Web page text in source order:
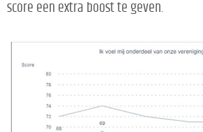
score een extra boost te geven.